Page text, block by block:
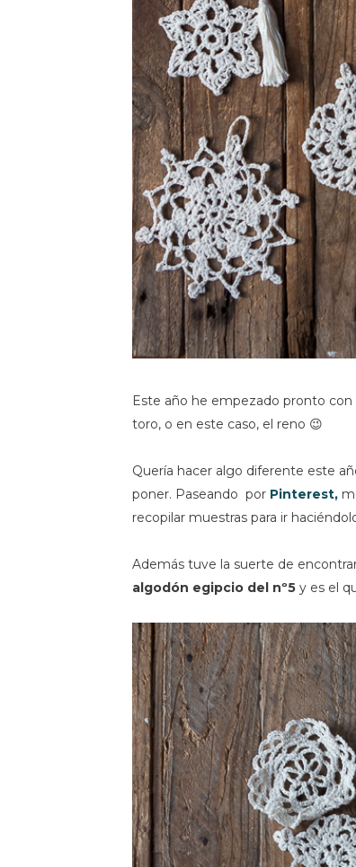
Este año he empezado pronto con
toro, o en este caso, el reno 😉
Quería hacer algo diferente este
poner. Paseando por Pinterest,
recopilar muestras para ir
Además tuve la suerte de
algodón egipcio del nº5 y es el